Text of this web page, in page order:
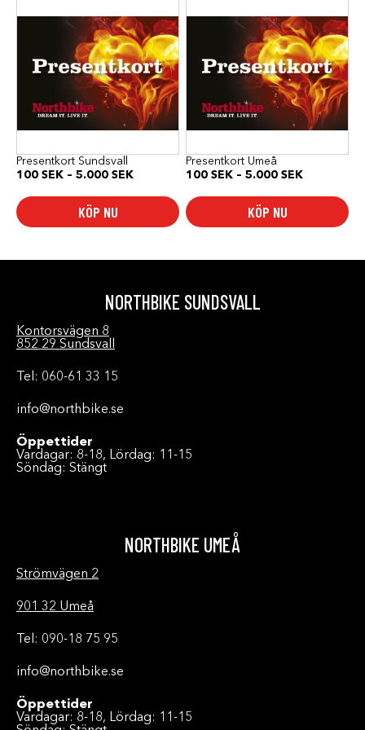
Presentkort Sundsvall
100 SEK – 5.000 SEKPrisintervall:
5.000 SEK
KÖP NU
produkten
varianter.
De
alternativen
kan
väljas
produktsidan
Presentkort Umeå
100 SEK – 5.000 SEK
5.000 SEK
KÖP NU
produkten
varianter.
De
alternativen
kan
väljas
produktsidan
NORTHBIKE SUNDSVALL
Kontorsvägen 8
852 29 Sundsvall
Tel: 060-61 33 15
info@northbike.se
Öppettider
Vardagar: 8-18, Lördag: 11-15
Söndag: Stängt
NORTHBIKE UMEÅ
Strömvägen 2
901 32 Umeå
Tel: 090-18 75 95
info@northbike.se
Öppettider
Vardagar: 8-18, Lördag: 11-15